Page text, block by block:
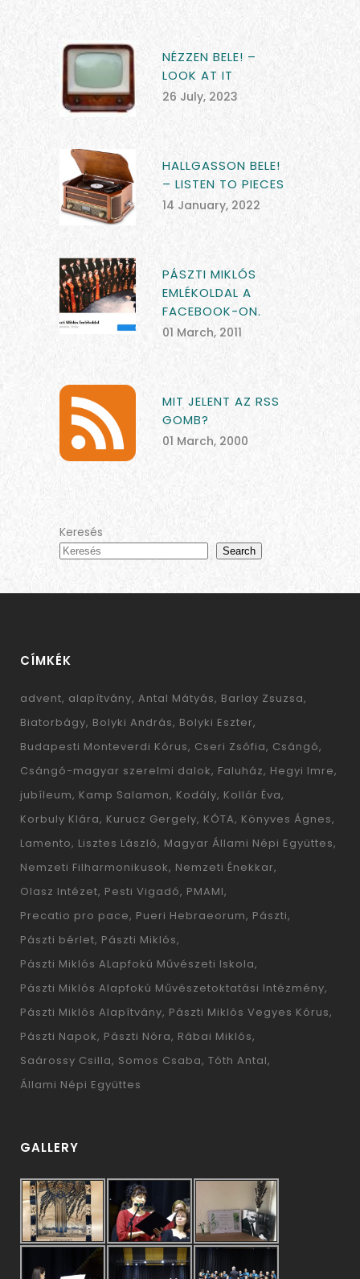
NÉZZEN BELE! –
LOOK AT IT
26 July, 2023
HALLGASSON BELE!
– LISTEN TO PIECES
14 January, 2022
PÁSZTI MIKLÓS
EMLÉKOLDAL A
FACEBOOK-ON.
01 March, 2011
MIT JELENT AZ RSS
GOMB?
01 March, 2000
Keresés
Search
CÍMKÉK
advent alapítvány Antal Mátyás Barlay Zsuzsa
Biatorbágy Bolyki András Bolyki Eszter
Budapesti Monteverdi Kórus Cseri Zsófia Csángó
Csángó-magyar szerelmi dalok Faluház Hegyi Imre
jubíleum Kamp Salamon Kodály Kollár Éva
Korbuly Klára Kurucz Gergely KÓTA Könyves Ágnes
Lamento Lisztes László Magyar Állami Népi Együttes
Nemzeti Filharmonikusok Nemzeti Énekkar
Olasz Intézet Pesti Vigadó PMAMI
Precatio pro pace Pueri Hebraeorum Pászti
Pászti bérlet Pászti Miklós
Pászti Miklós ALapfokú Művészeti Iskola
Pászti Miklós Alapfokú Művészetoktatási Intézmény
Pászti Miklós Alapítvány Pászti Miklós Vegyes Kórus
Pászti Napok Pászti Nóra Rábai Miklós
Saárossy Csilla Somos Csaba Tóth Antal
Állami Népi Együttes
GALLERY